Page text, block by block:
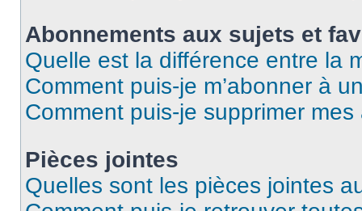
Abonnements aux sujets et
Quelle est la différence entre la
Comment puis-je m’abonner à
Comment puis-je supprimer
Pièces jointes
Quelles sont les pièces jointes